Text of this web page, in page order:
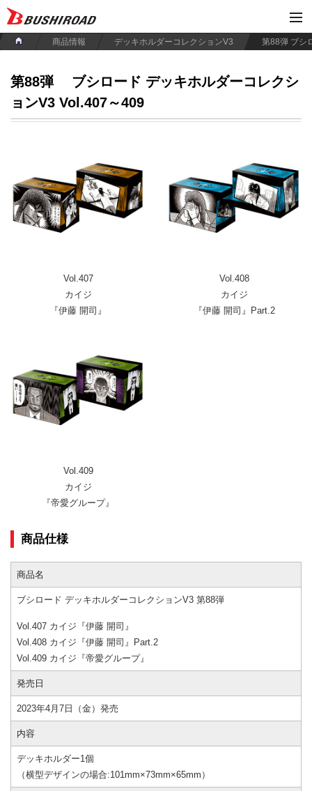
商品情報 デッキホルダーコレクションV3
第88弾
ブシロード デッキホルダーコレクシ
ョンV3 Vol.407～409
Vol.407
カイジ
『伊藤 開司』
Vol.408
カイジ
『伊藤 開司』Part.2
Vol.409
カイジ
『帝愛グループ』
商品仕様
商品名
ブシロード デッキホルダーコレクションV3 第88弾
Vol.407 カイジ『伊藤 開司』
Vol.408 カイジ『伊藤 開司』Part.2
Vol.409 カイジ『帝愛グループ』
発売日
2023年4月7日（金）発売
内容
デッキホルダー1個
（横型デザインの場合:101mm×73mm×65mm）